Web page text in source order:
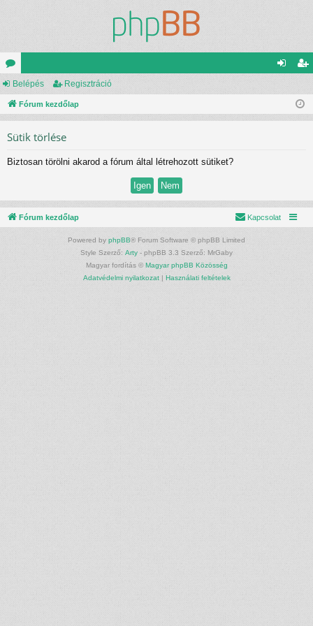
ór
u is
Belépés Regisztráció
Fórum kezdőlap
Sütik törlése
Biztosan törölni akarod a fórum által létrehozott sütiket?
Fórum kezdőlap Kapcsolat
Powered by phpBB® Forum Software © phpBB Limited
Style Szerző: Arty - phpBB 3.3 Szerző: MrGaby
Magyar fordítás © Magyar phpBB Közösség
Adatvédelmi nyilatkozat| Használati feltételek